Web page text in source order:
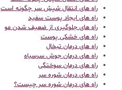
راه های انتقال شپش سر چگونه است
راه های ایجاد پوست سفید
راه های جلوگیری از ضعیف شدن مو
راه های خشکی پوست
راه های درمان تبخال
راه های درمان جوش سرسیاه
راه های درمان سوختگی
راه های درمان شوره سر
راه های درمان شوره سر چیست؟